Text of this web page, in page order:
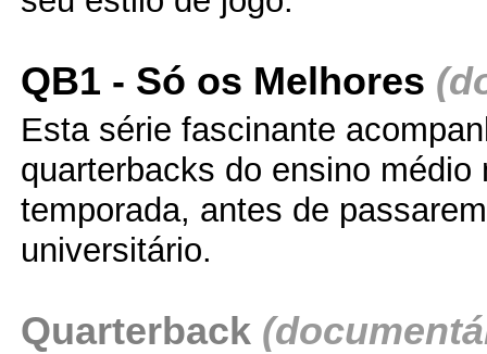
QB1 - Só os Melhores
Esta série fascinante
quarterbacks do ensino médio
temporada, antes de
universitário.
Quarterback